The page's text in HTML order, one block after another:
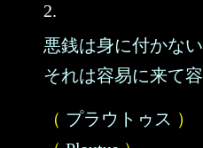
2.
悪銭は身に付かない
それは容易に来て容
（ プラウトゥス ）